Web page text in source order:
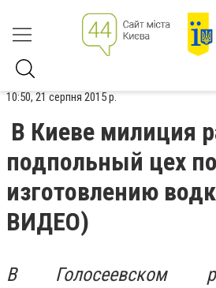
10:50, 21 серпня 2015 р.
В Киеве милиция
подпольный цех по
изготовлению
ВИДЕО)
В Голосеевском